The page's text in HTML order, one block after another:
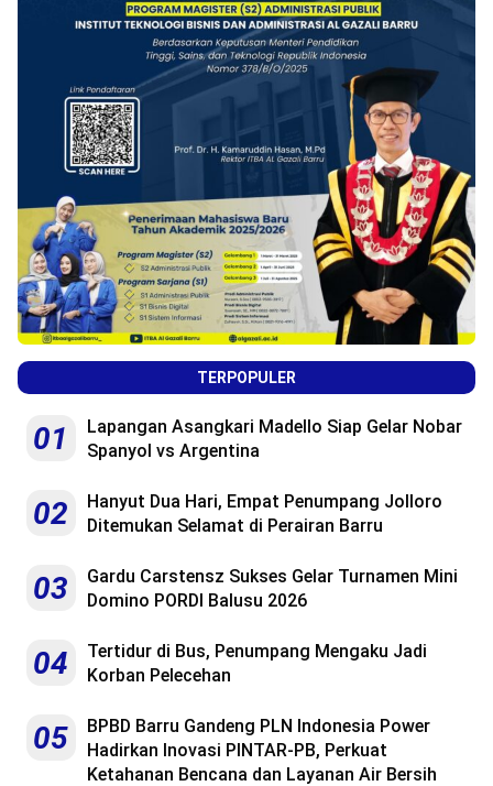
TERPOPULER
01
Lapangan Asangkari Madello Siap Gelar Nobar
Spanyol vs Argentina
02
Hanyut Dua Hari, Empat Penumpang Jolloro
Ditemukan Selamat di Perairan Barru
03
Gardu Carstensz Sukses Gelar Turnamen Mini
Domino PORDI Balusu 2026
04
Tertidur di Bus, Penumpang Mengaku Jadi
Korban Pelecehan
05
BPBD Barru Gandeng PLN Indonesia Power
Hadirkan Inovasi PINTAR-PB, Perkuat
Ketahanan Bencana dan Layanan Air Bersih